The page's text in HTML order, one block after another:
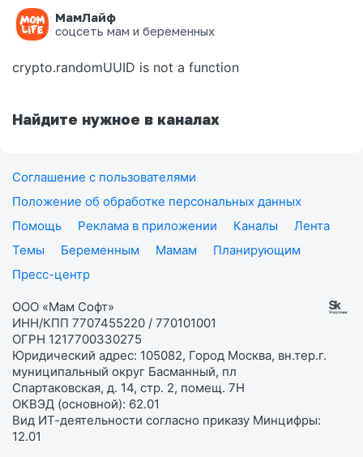
МамЛайф
соцсеть мам и беременных
Ошибка на странице
crypto.randomUUID is not a function
Найдите нужное в каналах
Соглашение с пользователями
Положение об обработке персональных данных
Помощь
Реклама в приложении Каналы
Лента
Темы
Беременным Мамам
Планирующим
Пресс-центр
ООО «Мам Софт»
ИНН/КПП 7707455220 / 770101001
ОГРН 1217700330275
Юридический адрес: 105082, Город Москва, вн.тер.г.
муниципальный округ Басманный, пл
Спартаковская, д. 14, стр. 2, помещ. 7Н
ОКВЭД (основной): 62.01
Вид ИТ-деятельности согласно приказу Минцифры:
12.01